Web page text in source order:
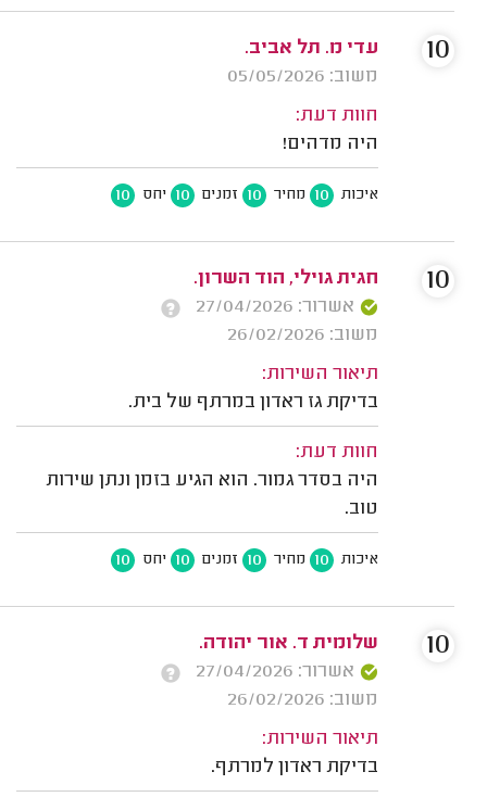
עדי מ. תל אביב.
משוב: 05/05/2026
חוות דעת:
היה מדהים!
איכות 10 מחיר 10 זמנים 10 יחס 10
10
חגית גוילי, הוד השרון.
אשרור: 27/04/2026
משוב: 26/02/2026
תיאור השירות:
בדיקת גז ראדון במרתף של בית.
חוות דעת:
היה בסדר גמור. הוא הגיע בזמן ונתן שירות
טוב.
איכות 10 מחיר 10 זמנים 10 יחס 10
10
שלומית ד. אור יהודה.
אשרור: 27/04/2026
משוב: 26/02/2026
תיאור השירות:
בדיקת ראדון למרתף.
10